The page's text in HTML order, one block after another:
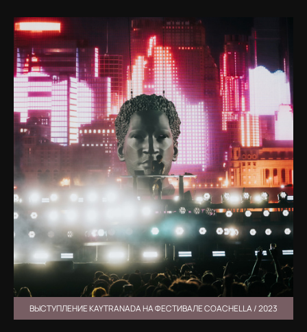
ВЫСТУПЛЕНИЕ KAYTRANADA НА ФЕСТИВАЛЕ COACHELLA / 2023